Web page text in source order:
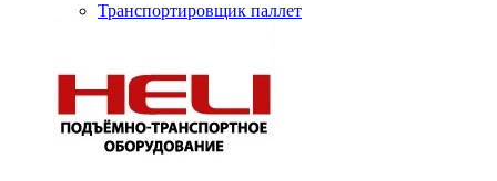
Транспортировщик паллет